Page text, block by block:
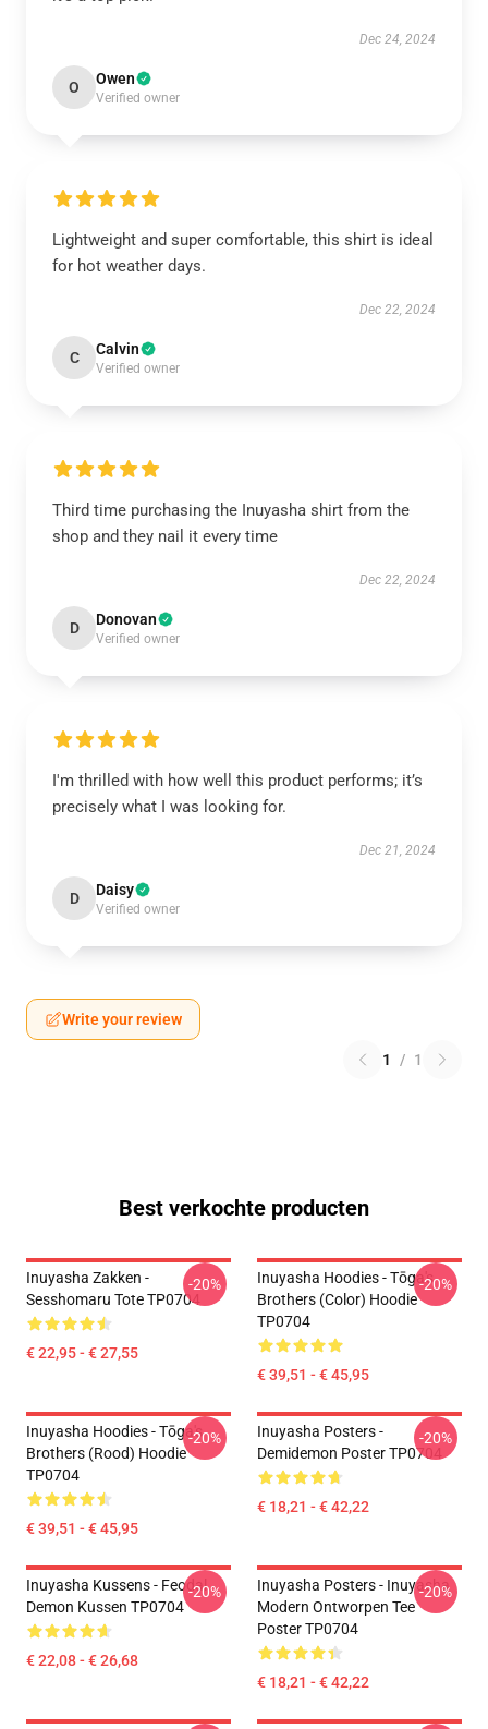
Dec 24, 2024
O Owen
Verified owner
Lightweight and super comfortable, this shirt is ideal
for hot weather days.
Dec 22, 2024
C Calvin
Verified owner
Third time purchasing the Inuyasha shirt from the
shop and they nail it every time
Dec 22, 2024
D Donovan
Verified owner
I'm thrilled with how well this product performs; it’s
precisely what I was looking for.
Dec 21, 2024
D Daisy
Verified owner
Write your review
1 / 1
Best verkochte producten
Inuyasha Zakken -
Sesshomaru Tote TP0704
€ 22,95 - € 27,55
-20%
Inuyasha Hoodies - Tōga's
Brothers (color) Hoodie
TP0704
€ 39,51 - € 45,95
-20%
Inuyasha Hoodies - Tōga's
Brothers (rood) Hoodie
TP0704
€ 39,51 - € 45,95
-20%
Inuyasha Posters -
Demidemon Poster TP0704
€ 18,21 - € 42,22
-20%
Inuyasha Kussens - Feodal
Demon Kussen TP0704
€ 22,08 - € 26,68
-20%
Inuyasha Posters - Inuyasha
Modern Ontworpen Tee
Poster TP0704
€ 18,21 - € 42,22
-20%